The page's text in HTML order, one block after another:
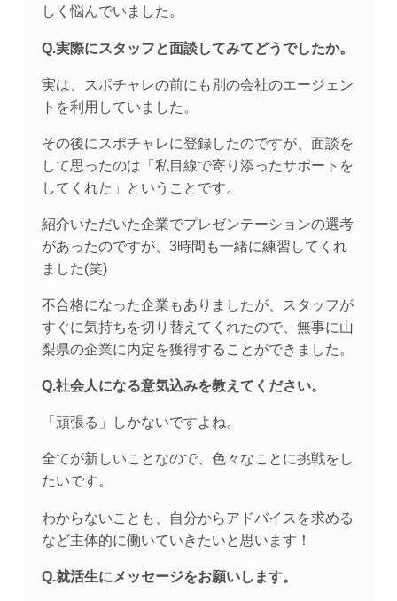
しく悩んでいました。
Q.実際にスタッフと面談してみてどうでしたか。
実は、スポチャレの前にも別の会社のエージェン
トを利用していました。
その後にスポチャレに登録したのですが、面談を
して思ったのは「私目線で寄り添ったサポートを
してくれた」ということです。
紹介いただいた企業でプレゼンテーションの選考
があったのですが、3時間も一緒に練習してくれ
ました(笑)
不合格になった企業もありましたが、スタッフが
すぐに気持ちを切り替えてくれたので、無事に山
梨県の企業に内定を獲得することができました。
Q.社会人になる意気込みを教えてください。
「頑張る」しかないですよね。
全てが新しいことなので、色々なことに挑戦をし
たいです。
わからないことも、自分からアドバイスを求める
など主体的に働いていきたいと思います！
Q.就活生にメッセージをお願いします。